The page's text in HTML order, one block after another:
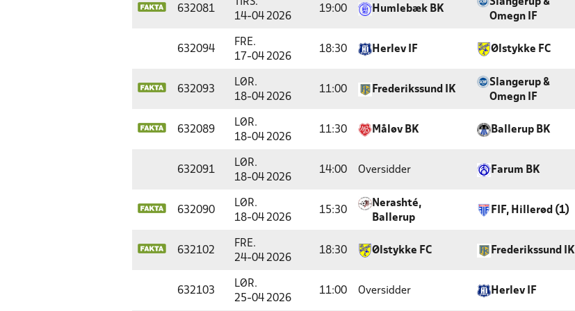
632081
TIRS.
14-04 2026
19:00 Humlebæk BK
Slangerup &
Omegn IF
632094
FRE.
17-04 2026
18:30 Herlev IF Ølstykke FC
632093
LØR.
18-04 2026
11:00 Frederikssund IK
Slangerup &
Omegn IF
632089
LØR.
18-04 2026
11:30 Måløv BK Ballerup BK
632091
LØR.
18-04 2026
14:00 Oversidder Farum BK
632090
LØR.
18-04 2026
15:30
Nerashté,
Ballerup
FIF, Hillerød (1)
632102
FRE.
24-04 2026
18:30 Ølstykke FC Frederikssund IK
632103
LØR.
25-04 2026
11:00 Oversidder Herlev IF